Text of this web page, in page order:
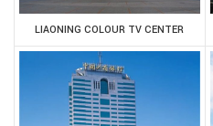
LIAONING COLOUR TV CENTER